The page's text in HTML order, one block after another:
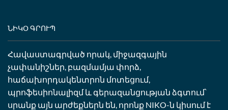
ՆԻԿՕ ԳՐՈՒՊ
Հավաստագրված որակ, միջազգային
չափանիշներ, բազմամյա փորձ,
հաճախորդակենտրոն մոտեցում,
պրոֆեսիոնալիզմ և գերազանցության ձգտում՝
սրանք այն արժեքներն են, որոնք NIKO-ն կիսում է